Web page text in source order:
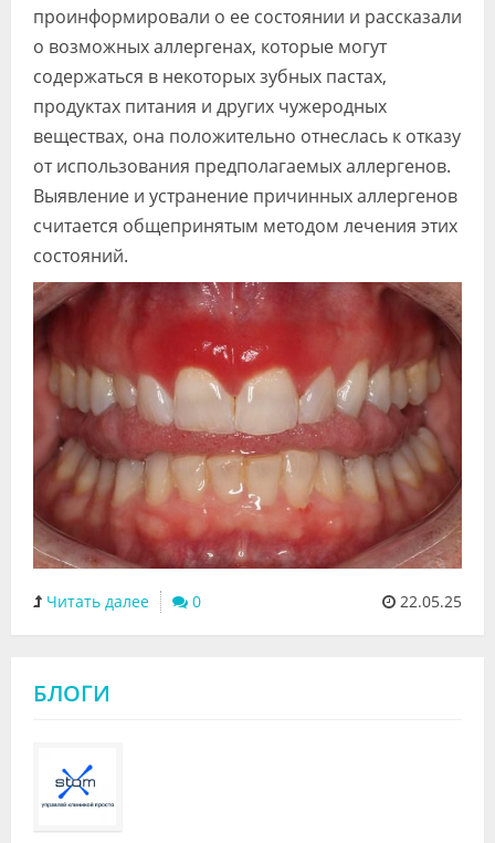
проинформировали о ее состоянии и рассказали
о возможных аллергенах, которые могут
содержаться в некоторых зубных пастах,
продуктах питания и других чужеродных
веществах, она положительно отнеслась к отказу
от использования предполагаемых аллергенов.
Выявление и устранение причинных аллергенов
считается общепринятым методом лечения этих
состояний.
Читать далее 0 22.05.25
БЛОГИ